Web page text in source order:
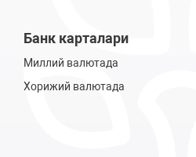
Банк карталари
Миллий валютада
Хорижий валютада